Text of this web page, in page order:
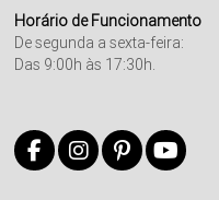
Horário de Funcionamento
De segunda a sexta-feira:
Das 9:00h às 17:30h.